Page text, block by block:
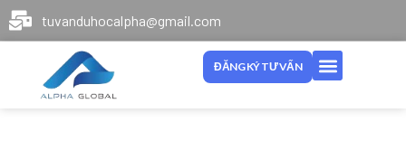
tuvanduhocalpha@gmail.com
ĐĂNG KÝ TƯ VẤN